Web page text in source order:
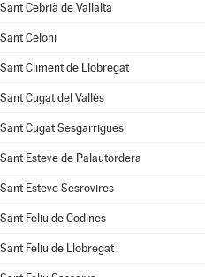
Sant Cebrià de Vallalta
Sant Celoni
Sant Climent de Llobregat
Sant Cugat del Vallès
Sant Cugat Sesgarrigues
Sant Esteve de Palautordera
Sant Esteve Sesrovires
Sant Feliu de Codines
Sant Feliu de Llobregat